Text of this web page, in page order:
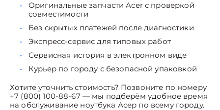
Оригинальные запчасти Acer с проверкой
совместимости
Без скрытых платежей после диагностики
Экспресс-сервис для типовых работ
Сервисная история в электронном виде
Курьер по городу с безопасной упаковкой
Хотите уточнить стоимость? Позвоните по номеру
+7 (800) 100-88-67 — мы подберём удобное время
на обслуживание ноутбука Асер по всему городу.